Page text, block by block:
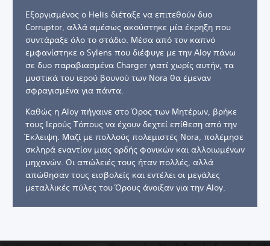
Εξοργισμένος ο Helis διέταξε να επιτεθούν δυο
Corruptor, αλλά αμέσως ακούστηκε μία έκρηξη που
συντάραξε όλο το στάδιο. Μέσα από τον καπνό
εμφανίστηκε ο Sylens που διέφυγε με την Aloy πάνω
σε δυο παραβιασμένα Charger γιατί χωρίς αυτήν, τα
μυστικά του ιερού βουνού των Nora θα έμεναν
σφραγισμένα για πάντα.
Καθώς η Aloy πήγαινε στο Όρος των Μητέρων, βρήκε
τους Ιερούς Τόπους να έχουν δεχτεί επίθεση από την
Έκλειψη. Μαζί με πολλούς πολεμιστές Nora, πολέμησε
σκληρά εναντίον μιας ορδής φονικών και αλλοιωμένων
μηχανών. Οι απώλειές τους ήταν πολλές, αλλά
απώθησαν τους εισβολείς και εντέλει οι μεγάλες
μεταλλικές πύλες του Όρους άνοιξαν για την Aloy.